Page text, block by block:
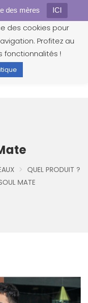
des mères ICI
QUEL PRODUIT ?
MATE
des cookies pour
Profitez au
fonctionnalités !